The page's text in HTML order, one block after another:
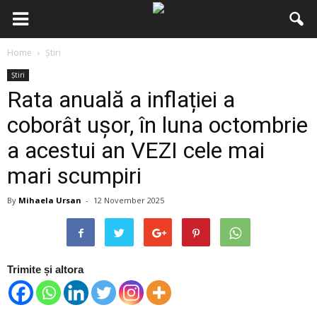
Home Știri
Știri
Rata anuală a inflației a
coborât ușor, în luna octombrie
a acestui an VEZI cele mai
mari scumpiri
By Mihaela Ursan - 12 November 2025
Trimite și altora